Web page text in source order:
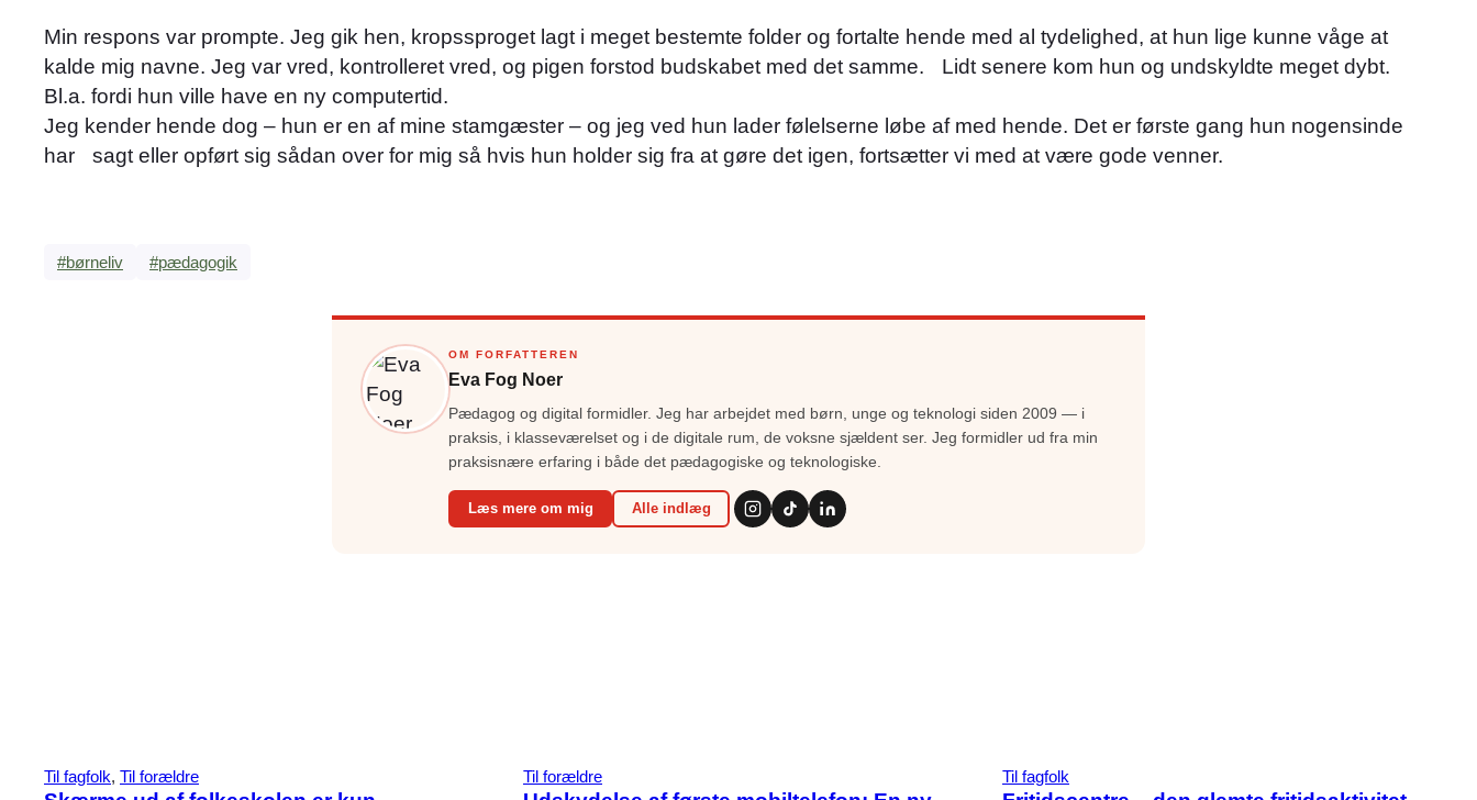
Min respons var prompte. Jeg gik hen, kropssproget lagt i meget bestemte folder og fortalte hende med al tydelighed, at hun lige kunne våge at
kalde mig navne. Jeg var vred, kontrolleret vred, og pigen forstod budskabet med det samme. Lidt senere kom hun og undskyldte meget dybt.
Bl.a. fordi hun ville have en ny computertid.
Jeg kender hende dog – hun er en af mine stamgæster – og jeg ved hun lader følelserne løbe af med hende. Det er første gang hun nogensinde
har sagt eller opført sig sådan over for mig så hvis hun holder sig fra at gøre det igen, fortsætter vi med at være gode venner.
#børneliv #pædagogik
OM FORFATTEREN
Eva Fog Noer
Pædagog og digital formidler. Jeg har arbejdet med børn, unge og teknologi siden 2009 — i
praksis, i klasseværelset og i de digitale rum, de voksne sjældent ser. Jeg formidler ud fra min
praksisnære erfaring i både det pædagogiske og teknologiske.
Læs mere om mig Alle indlæg
Til fagfolk, Til forældre Til forældre Til fagfolk